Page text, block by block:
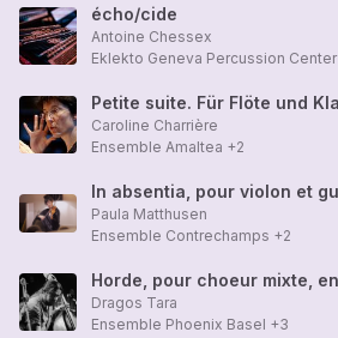
écho/cide
Antoine Chessex
Eklekto Geneva Percussion Center
Caroline Charrière
Ensemble Amaltea +2
Paula Matthusen
Ensemble Contrechamps +2
Dragos Tara
Ensemble Phoenix Basel +3